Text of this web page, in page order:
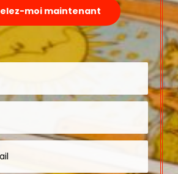
moi maintenant